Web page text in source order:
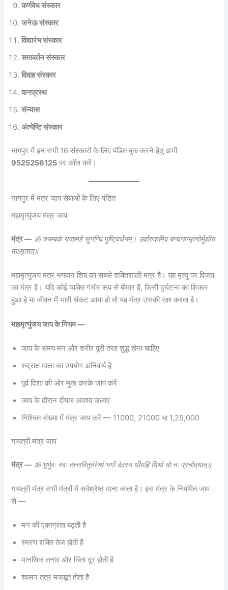
कर्णवेध संस्कार
जनेऊ संस्कार
विद्यारंभ संस्कार
समावर्तन संस्कार
विवाह संस्कार
वानप्रस्थ
संन्यास
अंत्येष्टि संस्कार
नागपुर में इन सभी 16 संस्कारों के लिए पंडित बुक करने हेतु अभी
9525256125 पर कॉल करें।
नागपुर में मंत्र जाप सेवाओं के लिए पंडित
महामृत्युंजय मंत्र जाप
मंत्र — ॐ त्र्यम्बकं यजामहे सुगन्धिं पुष्टिवर्धनम्। उर्वारुकमिव बन्धनान्मृत्योर्मुक्षीय
माऽमृतात्॥
महामृत्युंजय मंत्र भगवान शिव का सबसे शक्तिशाली मंत्र है। यह मृत्यु पर विजय
का मंत्र है। यदि कोई व्यक्ति गंभीर रूप से बीमार है, किसी दुर्घटना का शिकार
हुआ है या जीवन में भारी संकट आया हो तो यह मंत्र उसकी रक्षा करता है।
महामृत्युंजय जाप के नियम —
जाप के समय मन और शरीर पूरी तरह शुद्ध होना चाहिए
रुद्राक्ष माला का उपयोग अनिवार्य है
पूर्व दिशा की ओर मुख करके जाप करें
जाप के दौरान दीपक अवश्य जलाएं
निश्चित संख्या में मंत्र जाप करें — 11000, 21000 या 1,25,000
गायत्री मंत्र जाप
मंत्र — ॐ भूर्भुवः स्वः तत्सवितुर्वरेण्यं भर्गो देवस्य धीमहि धियो यो नः प्रचोदयात्॥
गायत्री मंत्र सभी मंत्रों में सर्वश्रेष्ठ माना जाता है। इस मंत्र के नियमित जाप
से —
मन की एकाग्रता बढ़ती है
स्मरण शक्ति तेज होती है
मानसिक तनाव और चिंता दूर होती है
श्वसन तंत्र मजबूत होता है